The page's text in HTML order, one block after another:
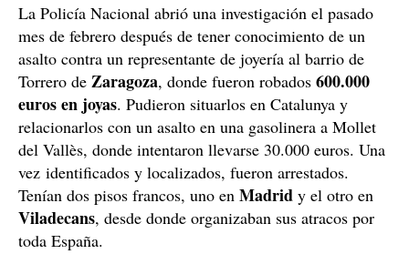
La Policía Nacional abrió una investigación el pasado
mes de febrero después de tener conocimiento de un
asalto contra un representante de joyería al barrio de
Torrero de Zaragoza, donde fueron robados 600.000
euros en joyas. Pudieron situarlos en Catalunya y
relacionarlos con un asalto en una gasolinera a Mollet
del Vallès, donde intentaron llevarse 30.000 euros. Una
vez identificados y localizados, fueron arrestados.
Tenían dos pisos francos, uno en Madrid y el otro en
Viladecans, desde donde organizaban sus atracos por
toda España.